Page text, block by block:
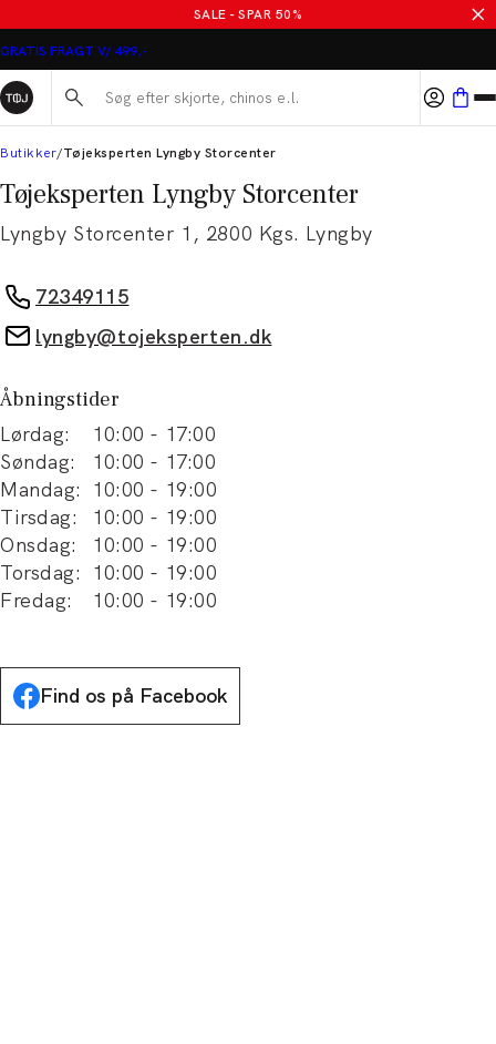
SALE - SPAR 50%
GRATIS FRAGT V/ 499,-
Søg her...
Butikker Tøjeksperten Lyngby Storcenter
Tøjeksperten Lyngby Storcenter
Lyngby Storcenter 1 , 2800 Kgs. Lyngby
72349115
lyngby@tojeksperten.dk
Åbningstider
Lørdag: 10:00 - 17:00
Søndag: 10:00 - 17:00
Mandag: 10:00 - 19:00
Tirsdag: 10:00 - 19:00
Onsdag: 10:00 - 19:00
Torsdag: 10:00 - 19:00
Fredag: 10:00 - 19:00
Find os på Facebook